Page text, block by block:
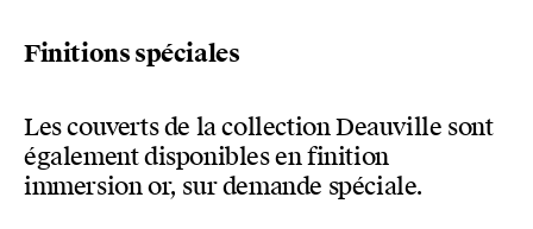
Finitions spéciales
Les couverts de la collection Deauville sont
également disponibles en finition
immersion or, sur demande spéciale.